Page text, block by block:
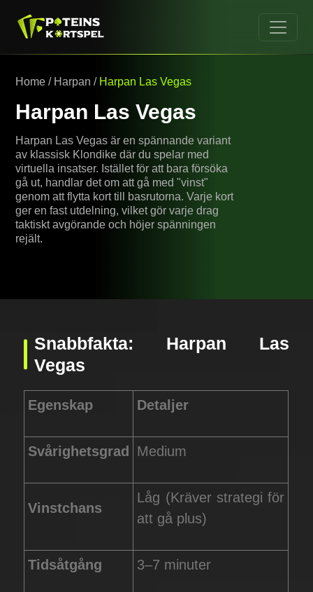
Home / Harpan / Harpan Las Vegas
Harpan Las Vegas
Harpan Las Vegas är en spännande variant
av klassisk Klondike där du spelar med
virtuella insatser. Istället för att bara försöka
gå ut, handlar det om att gå med "vinst"
genom att flytta kort till basrutorna. Varje kort
ger en fast utdelning, vilket gör varje drag
taktiskt avgörande och höjer spänningen
rejält.
Snabbfakta: Harpan Las
Vegas
Egenskap Detaljer
Svårighetsgrad Medium
Vinstchans
Låg (Kräver strategi för
att gå plus)
Tidsåtgång 3–7 minuter